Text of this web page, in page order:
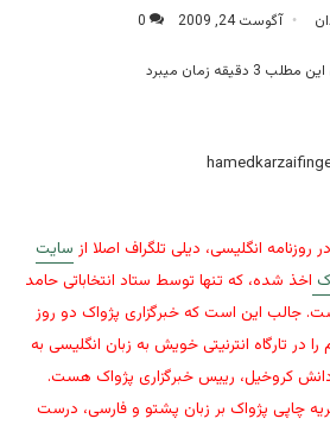
آگوست 24, 2009 0
3 دقیقه زمان میبرد
در روزنامه انگلیسی، دیلی تلگراف اصلا از سایت
اخذ شده، که تنها توسط ستاد انتخاباتی حامد
جالب این است که خبرگزاری پژواک دو روز
را در تارگاه انترنیتی خویش به زبان انگلیسی به
کروخیل، رییس خبرگزاری پژواک هست.
چاپی پژواک بر زبان پشتو و فارسی، درست